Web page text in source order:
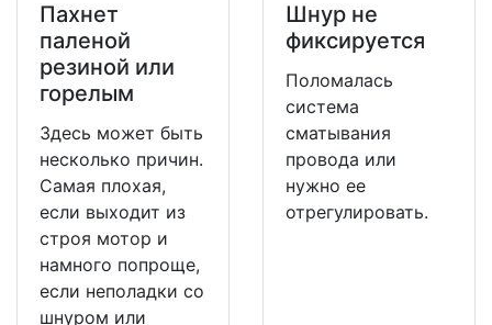
Пахнет
паленой
резиной или
горелым
Здесь может быть
несколько причин.
Самая плохая,
если выходит из
строя мотор и
намного попроще,
если неполадки со
шнуром или
Шнур не
фиксируется
Поломалась
система
сматывания
провода или
нужно ее
отрегулировать.